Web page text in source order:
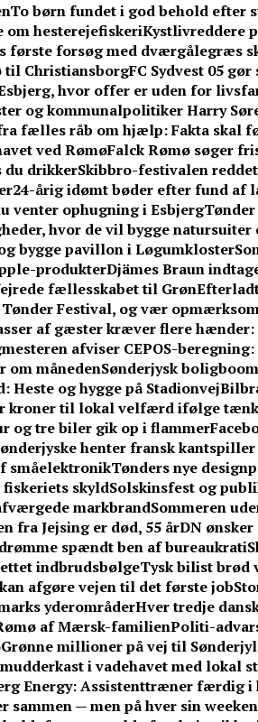
To børn fundet i god behold efter
hesterejefiskeriKystlivreddere
første forsøg med dværgålegræs
til ChristiansborgFC Sydvest 05
hvor offer er uden for
og kommunalpolitiker Harry
fælles råb om hjælp: Fakta skal
ved RømøFalck Rømø søger
du drikkerSkibbro-festivalen
24-årig idømt bøder efter fund af
venter ophugning i Esbjerg
hvor de vil bygge natursuiter
bygge pavillon i Løgumkloster
produkterDjämes Braun
fællesskabet til Grøn
Festival, og vær
af gæster kræver flere hænder:
afviser CEPOS-
om månedenSønderjysk
og hygge på Stadionvej
kroner til lokal velfærd ifølge
og tre biler gik op i flammer
henter fransk
småelektronikTønders nye
fiskeriets skyldSolskinsfest og
markbrandSommeren
fra Jejsing er død, 55 årDN
spændt ben af bureaukrati
indbrudsbølgeTysk bilist brød
afgøre vejen til det første job
yderområderHver tredje
af Mærsk-familienPoliti-
Grønne millioner på vej til
i vadehavet med lokal
Energy: Assistenttræner færdig i
— men på hver sin